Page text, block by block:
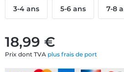
18,99 €
Prix dont TVA plus frais de port
3-4 ans 5-6 ans 7-8